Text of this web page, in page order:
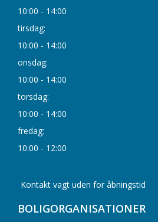
10:00 - 14:00
tirsdag:
10:00 - 14:00
onsdag:
10:00 - 14:00
torsdag:
10:00 - 14:00
fredag:
10:00 - 12:00
Kontakt vagt uden for åbningstid
BOLIGORGANISATIONER